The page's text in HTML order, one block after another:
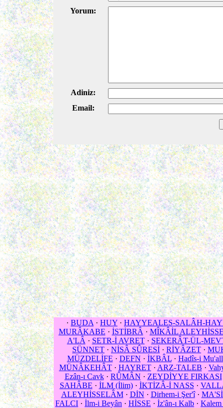
Yorum:
Adiniz:
Email:
· BUDA · HUY · HAYYEALES-SALÂH-
MURÂKABE · İSTİBRÂ · MÎKÂİL
A'LÂ · SETR-İ AVRET· SEKERÂT-ÜL-
SÜNNET · NİSÂ SÛRESİ · RİYÂZET ·
MÜZDELİFE · DEFN · İKBÂL· Hadîs-i
MÜNÂKEHÂT· HAYRET· ARZ-TALEB ·
Ezân-ı Cavk· RÛMÂN · ZEYDİYYE FIRKASI
SAHÂBE · İLM (İlim)· İKTİZÂ-İ NASS ·
ALEYHİSSELÂM· DİN · Dirhem-i Şer'î·
FALCI · İlm-i Beyân · HİSSE · İz'ân-ı Kalb · Kalem